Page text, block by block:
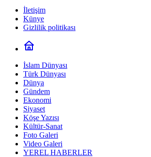
İletişim
Künye
Gizlilik politikası
İslam Dünyası
Türk Dünyası
Dünya
Gündem
Ekonomi
Siyaset
Köşe Yazısı
Kültür-Sanat
Foto Galeri
Video Galeri
YEREL HABERLER